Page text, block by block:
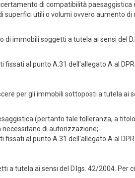
di compatibilità paesaggistica
utili o volumi ovvero aumento
di immobili soggetti a tutela ai sensi del
al punto A.31 dell'allegato A al
per gli immobili sottoposti a tutela ai
(pertanto tale tolleranza, a
necessitano di autorizzazione;
fissati al punto A.31 dell'allegato A al
a tutela ai sensi del D.lgs. 42/2004. Per